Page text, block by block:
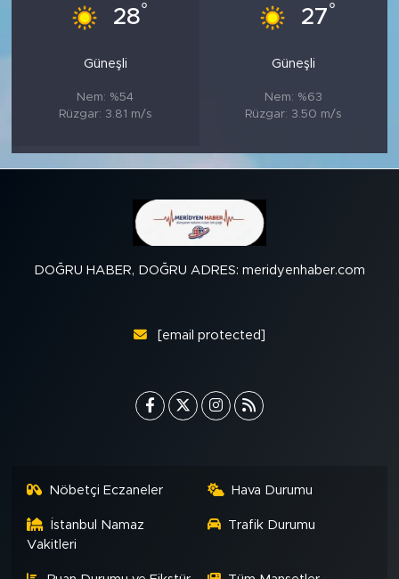
28°
Güneşli
Nem: %54
Rüzgar: 3.81 m/s
27°
Güneşli
Nem: %63
Rüzgar: 3.50 m/s
DOĞRU HABER, DOĞRU ADRES: meridyenhaber.com
[email protected]
Nöbetçi Eczaneler Hava Durumu
İstanbul Namaz
Vakitleri
Trafik Durumu